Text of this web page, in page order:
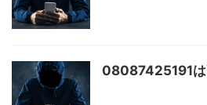
08087425191は